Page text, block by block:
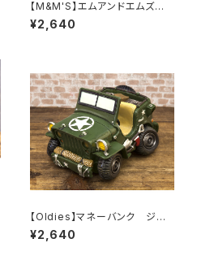
【M&M'S】エムアンドエムズ ソ
フビバンク
¥2,640
【Oldies】マネーバンク ジー
プ（GR/GA406G）
¥2,640